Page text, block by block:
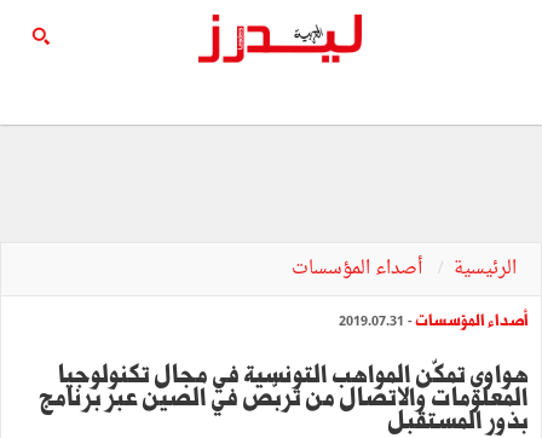
الرئيسية أصداء المؤسسات
أصداء المؤسسات- 2019.07.31
هواوي تمكّن المواهب التونسية في مجال تكنولوجيا
المعلومات والاتصال من تربّص في الصين عبر برنامج
بذور المستقبل